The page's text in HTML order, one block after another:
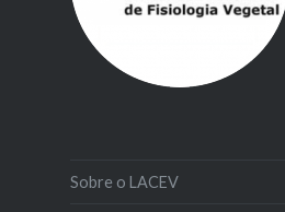
Sobre o LACEV